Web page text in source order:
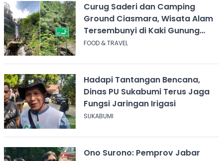
Curug Saderi dan Camping
Ground Ciasmara, Wisata Alam
Tersembunyi di Kaki Gunung
Salak
FOOD & TRAVEL
Hadapi Tantangan Bencana,
Dinas PU Sukabumi Terus Jaga
Fungsi Jaringan Irigasi
SUKABUMI
Ono Surono: Pemprov Jabar